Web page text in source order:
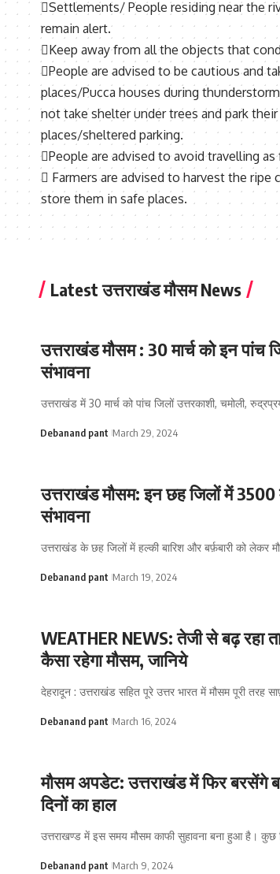
Settlements/ People residing near the
remain alert.
Keep away from all the objects that
People are advised to be cautious and
places/Pucca houses during
not take shelter under trees and park
places/sheltered parking.
People are advised to avoid travelling as
 Farmers are advised to harvest the ripe
store them in safe places.
Latest उत्तराखंड मौसम News
उत्तराखंड मौसम : 30 मार्च को इन पांच
संभावना
उत्तराखंड में 30 मार्च को पांच जिलों उत्तरकाशी, चमोली,
Debanand pant March 29, 2024
उत्तराखंड मौसम: इन छह जिलों में 3500
संभावना
उत्तराखंड के छह जिलों में हल्की बारिश और बर्फ़बारी को लेकर
Debanand pant March 19, 2024
WEATHER NEWS: तेजी से बढ़ रहा
कैसा रहेगा मौसम, जानिये
देहरादून : उत्तराखंड सहित पूरे उत्तर भारत में मौसम पूरी तरह
Debanand pant March 16, 2024
मौसम अपडेट: उत्तराखंड में फिर बरसेंगे
दिनों का हाल
उत्तराखण्ड में इस समय मौसम काफी सुहावना बना हुआ है। कुछ
Debanand pant March 9, 2024